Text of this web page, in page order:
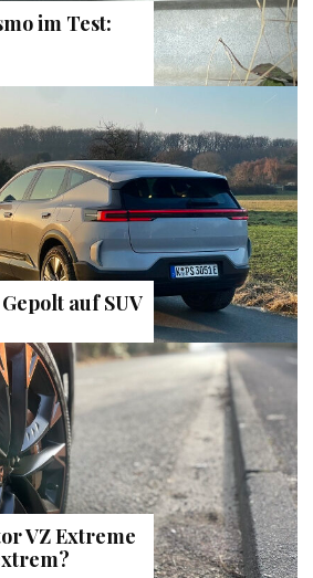
im Test:
auf SUV
VZ Extreme